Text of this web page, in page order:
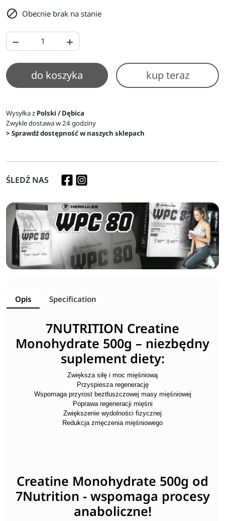
 Obecnie brak na stanie
 
do koszyka kup teraz
Wysyłka z Polski / Dębica
Zwykle dostawa w 24 godziny
> Sprawdź dostępność w naszych sklepach
ŚLEDŹ NAS
Opis Specification
7NUTRITION Creatine
Monohydrate 500g – niezbędny
suplement diety:
Zwiększa siłę i moc mięśniową
Przyspiesza regenerację
Wspomaga przyrost beztłuszczowej masy mięśniowej
Poprawa regeneracji mięśni
Zwiększenie wydolności fizycznej
Redukcja zmęczenia mięśniowego
Creatine Monohydrate 500g od
7Nutrition - wspomaga procesy
anaboliczne!